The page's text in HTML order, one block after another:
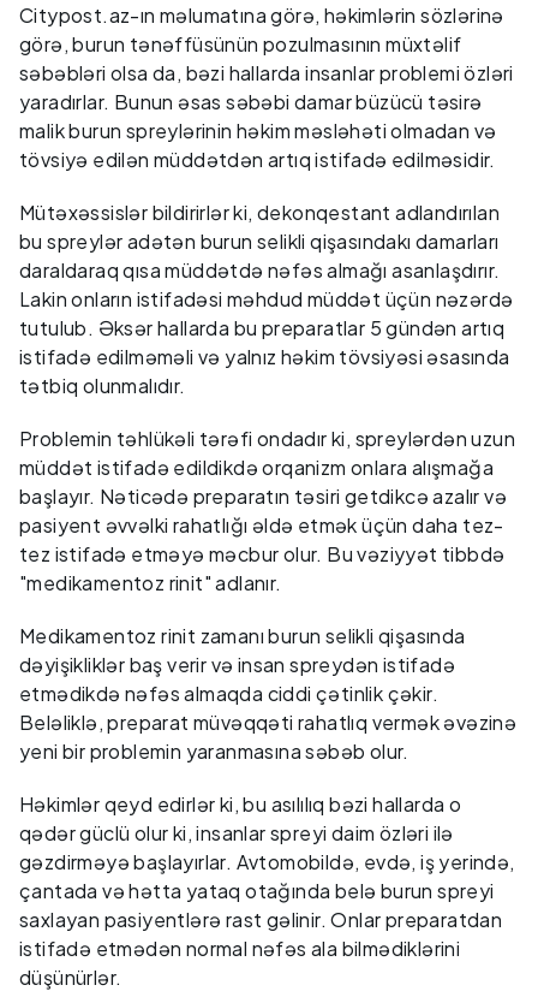
Citypost.az-ın məlumatına görə, həkimlərin sözlərinə
görə, burun tənəffüsünün pozulmasının müxtəlif
səbəbləri olsa da, bəzi hallarda insanlar problemi özləri
yaradırlar. Bunun əsas səbəbi damar büzücü təsirə
malik burun spreylərinin həkim məsləhəti olmadan və
tövsiyə edilən müddətdən artıq istifadə edilməsidir.
Mütəxəssislər bildirirlər ki, dekonqestant adlandırılan
bu spreylər adətən burun selikli qişasındakı damarları
daraldaraq qısa müddətdə nəfəs almağı asanlaşdırır.
Lakin onların istifadəsi məhdud müddət üçün nəzərdə
tutulub. Əksər hallarda bu preparatlar 5 gündən artıq
istifadə edilməməli və yalnız həkim tövsiyəsi əsasında
tətbiq olunmalıdır.
Problemin təhlükəli tərəfi ondadır ki, spreylərdən uzun
müddət istifadə edildikdə orqanizm onlara alışmağa
başlayır. Nəticədə preparatın təsiri getdikcə azalır və
pasiyent əvvəlki rahatlığı əldə etmək üçün daha tez-
tez istifadə etməyə məcbur olur. Bu vəziyyət tibbdə
"medikamentoz rinit" adlanır.
Medikamentoz rinit zamanı burun selikli qişasında
dəyişikliklər baş verir və insan spreydən istifadə
etmədikdə nəfəs almaqda ciddi çətinlik çəkir.
Beləliklə, preparat müvəqqəti rahatlıq vermək əvəzinə
yeni bir problemin yaranmasına səbəb olur.
Həkimlər qeyd edirlər ki, bu asılılıq bəzi hallarda o
qədər güclü olur ki, insanlar spreyi daim özləri ilə
gəzdirməyə başlayırlar. Avtomobildə, evdə, iş yerində,
çantada və hətta yataq otağında belə burun spreyi
saxlayan pasiyentlərə rast gəlinir. Onlar preparatdan
istifadə etmədən normal nəfəs ala bilmədiklərini
düşünürlər.